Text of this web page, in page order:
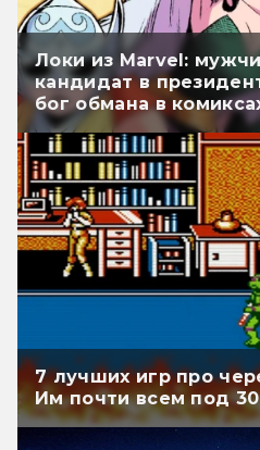
Локи из Marvel:
кандидат в
бог обмана в
7 лучших игр про
Им почти всем под